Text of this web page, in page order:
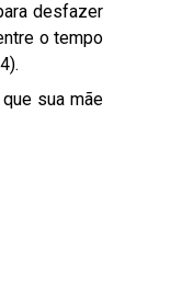
desfazer
o tempo
sua mãe